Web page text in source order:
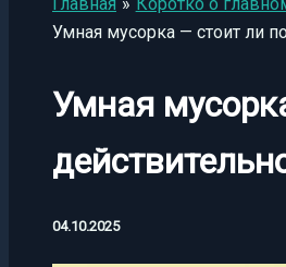
Умная мусорка — стоит ли
Умная
04.10.2025